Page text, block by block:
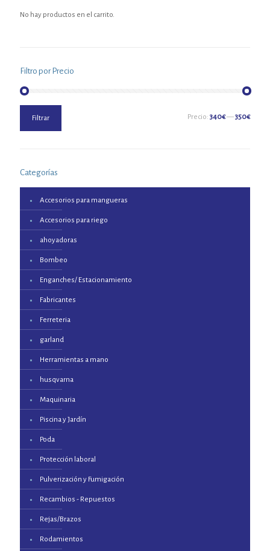
No hay productos en el carrito.
Filtro por Precio
mínimo
máximo
Filtrar Precio: 340€—350€
Categorías
Accesorios para mangueras
Accesorios para riego
ahoyadoras
Bombeo
Enganches/ Estacionamiento
Fabricantes
Ferreteria
garland
Herramientas a mano
husqvarna
Maquinaria
Piscina y Jardín
Poda
Protección laboral
Pulverización y Fumigación
Recambios - Repuestos
Rejas/Brazos
Rodamientos